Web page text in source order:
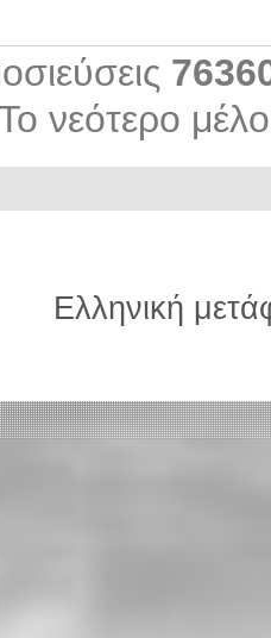
νεότερο
Ελληνική